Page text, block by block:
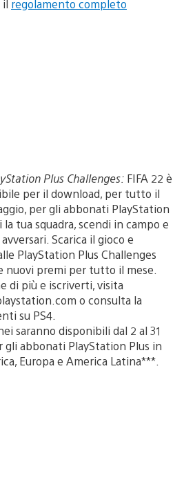
regolamento completo
Plus Challenges: FIFA 22 è
per il download, per tutto il
per gli abbonati PlayStation
la tua squadra, scendi in campo e
Scarica il gioco e
PlayStation Plus Challenges
nuovi premi per tutto il mese.
di più e iscriverti, visita
o consulta la
su PS4.
saranno disponibili dal 2 al 31
gli abbonati PlayStation Plus in
Europa e America Latina***.